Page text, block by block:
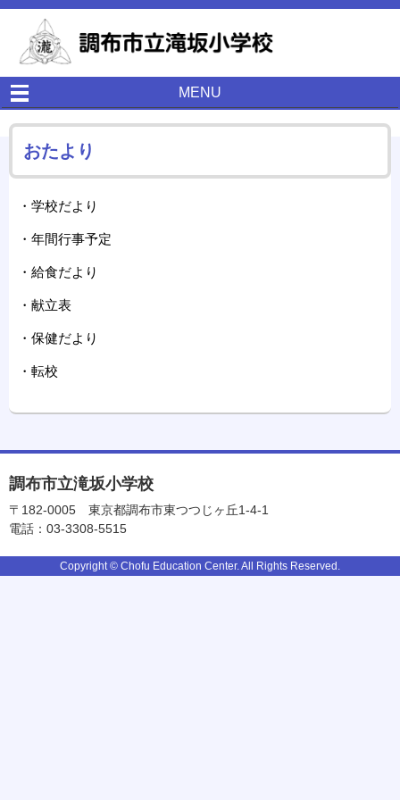
MENU
おたより
・学校だより
・年間行事予定
・給食だより
・献立表
・保健だより
・転校
調布市立滝坂小学校
〒182-0005
東京都調布市東つつじヶ丘1-4-1
電話：03-3308-5515
Copyright © Chofu Education Center. All Rights Reserved.